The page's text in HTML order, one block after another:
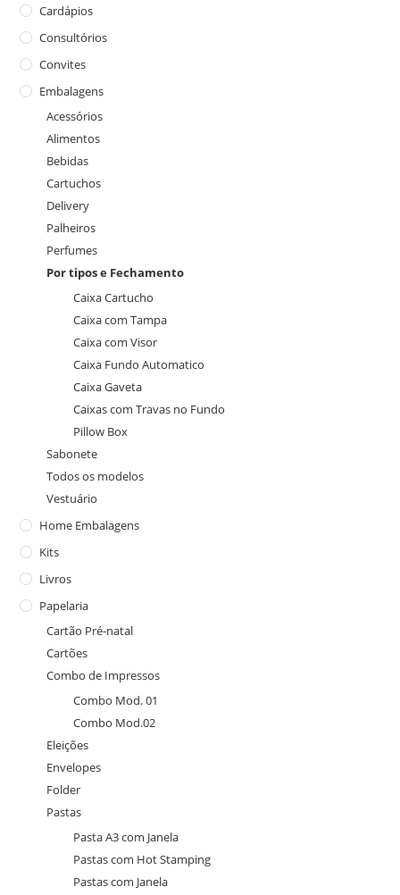
Cardápios
Consultórios
Convites
Embalagens
Acessórios
Alimentos
Bebidas
Cartuchos
Delivery
Palheiros
Perfumes
Por tipos e Fechamento
Caixa Cartucho
Caixa com Tampa
Caixa com Visor
Caixa Fundo Automatico
Caixa Gaveta
Caixas com Travas no Fundo
Pillow Box
Sabonete
Todos os modelos
Vestuário
Home Embalagens
Kits
Livros
Papelaria
Cartão Pré-natal
Cartões
Combo de Impressos
Combo Mod. 01
Combo Mod.02
Eleições
Envelopes
Folder
Pastas
Pasta A3 com Janela
Pastas com Hot Stamping
Pastas com Janela